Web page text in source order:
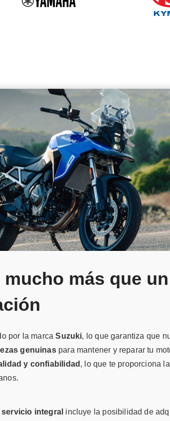
mucho más que
por la marcaSuzuki, lo que garantiza que
genuinaspara mantener y reparar tu
y confiabilidad , lo que te proporciona
servicio integral incluye la posibilidad de